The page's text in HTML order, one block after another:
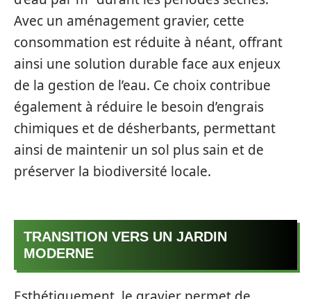
Avec un aménagement gravier, cette
consommation est réduite à néant, offrant
ainsi une solution durable face aux enjeux
de la gestion de l’eau. Ce choix contribue
également à réduire le besoin d’engrais
chimiques et de désherbants, permettant
ainsi de maintenir un sol plus sain et de
préserver la biodiversité locale.
TRANSITION VERS UN JARDIN
MODERNE